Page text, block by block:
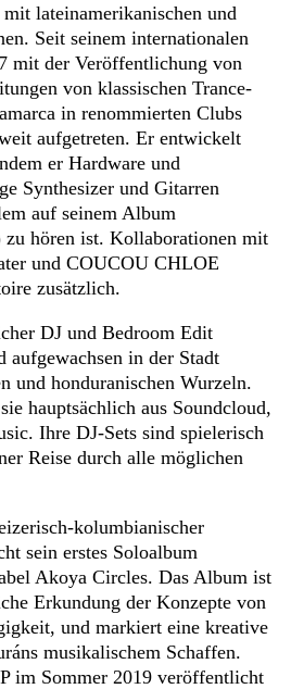
lateinamerikanischen und
Seit seinem internationalen
mit der Veröffentlichung von
von klassischen Trance-
in renommierten Clubs
aufgetreten. Er entwickelt
er Hardware und
Synthesizer und Gitarren
auf seinem Album
zu hören ist. Kollaborationen mit
und COUCOU CHLOE
zusätzlich.
DJ und Bedroom Edit
aufgewachsen in der Stadt
und honduranischen Wurzeln.
hauptsächlich aus Soundcloud,
Ihre DJ-Sets sind spielerisch
Reise durch alle möglichen
kolumbianischer
sein erstes Soloalbum
Akoya Circles. Das Album ist
Erkundung der Konzepte von
und markiert eine kreative
musikalischem Schaffen.
im Sommer 2019 veröffentlicht